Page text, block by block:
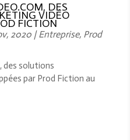
DES
VIDÉO
FICTION
2020|Entreprise, Prod
des solutions
par Prod Fiction au